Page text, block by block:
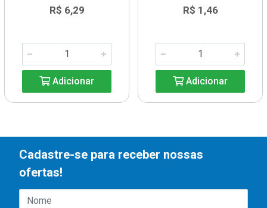
R$ 6,29
Adicionar
R$ 1,46
Adicionar
Cadastre-se para receber nossas
ofertas!